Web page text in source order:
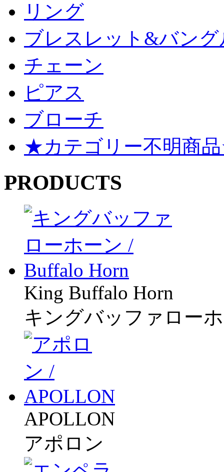
リング
ブレスレット&バング
チェーン
ピアス
ブローチ
★カテゴリー不明商
PRODUCTS
King Buffalo Horn
キングバッファロー
APOLLON
アポロン